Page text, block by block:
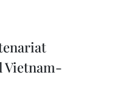
Vietnam-